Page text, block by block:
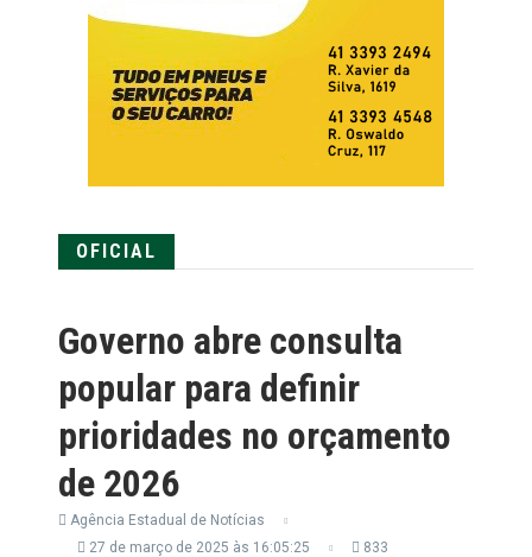
OFICIAL
Governo abre consulta
popular para definir
prioridades no orçamento
de 2026
Agência Estadual de Notícias
27 de março de 2025 às 16:05:25
833